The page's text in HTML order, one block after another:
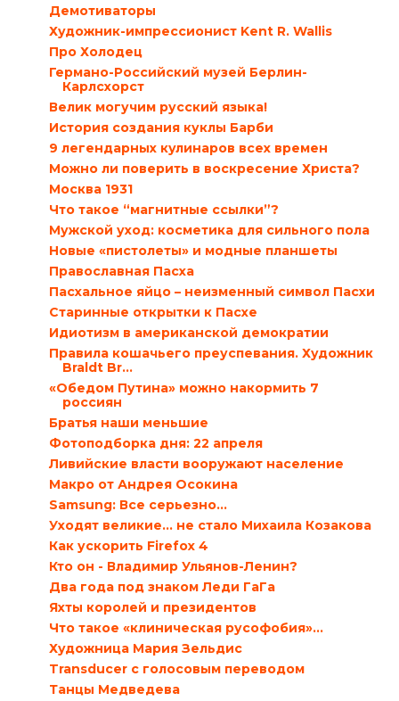
Демотиваторы
Художник-импрессионист Kent R. Wallis
Про Холодец
Германо-Российский музей Берлин-
Карлсхорст
Велик могучим русский языка!
История создания куклы Барби
9 легендарных кулинаров всех времен
Можно ли поверить в воскресение Христа?
Москва 1931
Что такое “магнитные ссылки”?
Мужской уход: косметика для сильного пола
Новые «пистолеты» и модные планшеты
Православная Пасха
Пасхальное яйцо – неизменный символ Пасхи
Старинные открытки к Пасхе
Идиотизм в американской демократии
Правила кошачьего преуспевания. Художник
Braldt Br...
«Обедом Путина» можно накормить 7
россиян
Братья наши меньшие
Фотоподборка дня: 22 апреля
Ливийские власти вооружают население
Макро от Андрея Осокина
Samsung: Все серьезно…
Уходят великие… не стало Михаила Козакова
Как ускорить Firefox 4
Кто он - Владимир Ульянов-Ленин?
Два года под знаком Леди ГаГа
Яхты королей и президентов
Что такое «клиническая русофобия»…
Художница Мария Зельдис
Transducer с голосовым переводом
Танцы Медведева